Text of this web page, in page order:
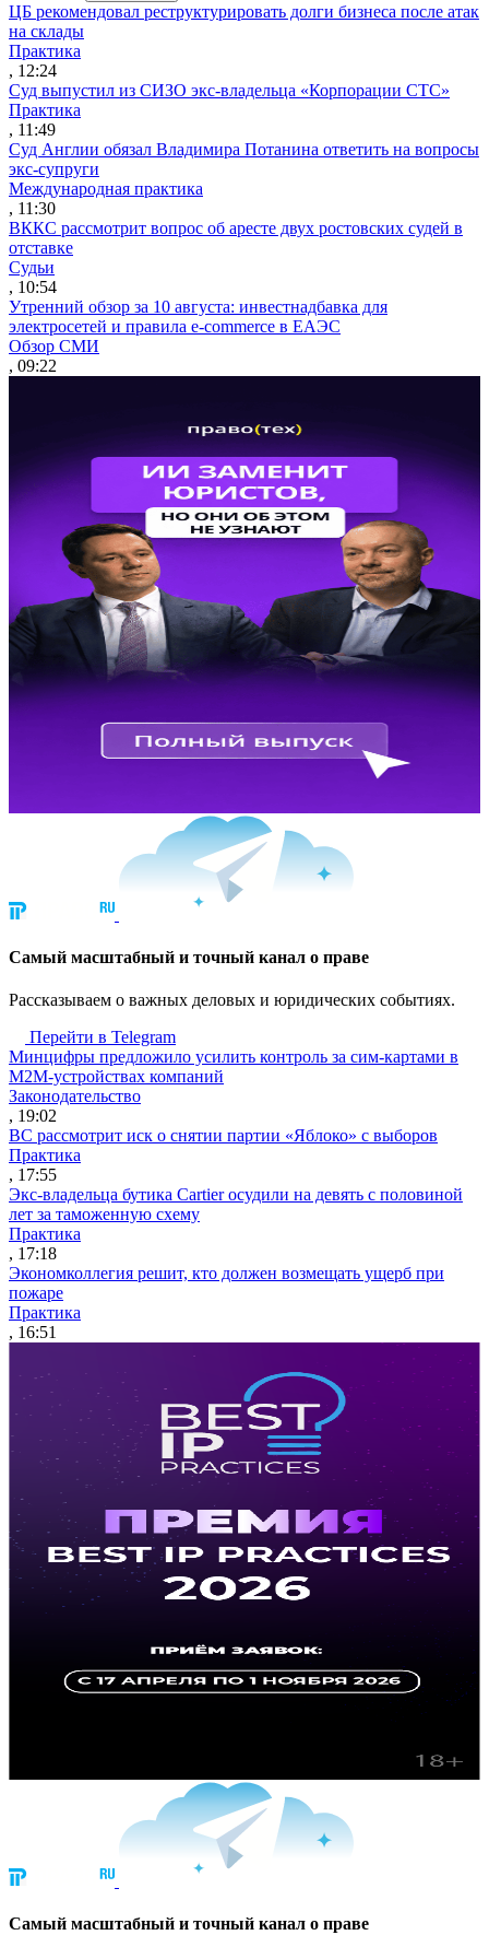
ЦБ рекомендовал реструктурировать долги бизнеса после атак
на склады
Практика
, 12:24
Суд выпустил из СИЗО экс-владельца «Корпорации СТС»
Практика
, 11:49
Суд Англии обязал Владимира Потанина ответить на вопросы
экс-супруги
Международная практика
, 11:30
ВККС рассмотрит вопрос об аресте двух ростовских судей в
отставке
Судьи
, 10:54
Утренний обзор за 10 августа: инвестнадбавка для
электросетей и правила e-commerce в ЕАЭС
Обзор СМИ
, 09:22
Cамый масштабный и точный канал о праве
Рассказываем о важных деловых и юридических событиях.
Перейти в Telegram
Минцифры предложило усилить контроль за сим-картами в
M2M-устройствах компаний
Законодательство
, 19:02
ВС рассмотрит иск о снятии партии «Яблоко» с выборов
Практика
, 17:55
Экс-владельца бутика Cartier осудили на девять с половиной
лет за таможенную схему
Практика
, 17:18
Экономколлегия решит, кто должен возмещать ущерб при
пожаре
Практика
, 16:51
Cамый масштабный и точный канал о праве